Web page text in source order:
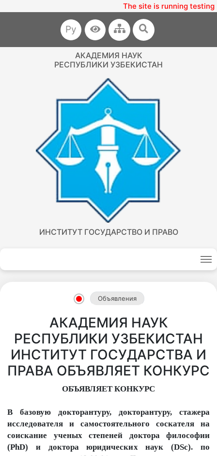
The site is running testing
Ру
АКАДЕМИЯ НАУК
РЕСПУБЛИКИ УЗБЕКИСТАН
ИНСТИТУТ ГОСУДАРСТВО И ПРАВО
Объявления
АКАДЕМИЯ НАУК
РЕСПУБЛИКИ УЗБЕКИСТАН
ИНСТИТУТ ГОСУДАРСТВА И
ПРАВА ОБЪЯВЛЯЕТ КОНКУРС
ОБЪЯВЛЯЕТ КОНКУРС
В базовую докторантуру, докторантуру, стажера
исследователя и самостоятельного соскателя на
соискание ученых степеней доктора философии
(PhD) и доктора юридических наук (DSc). по
Akademiklar
ru